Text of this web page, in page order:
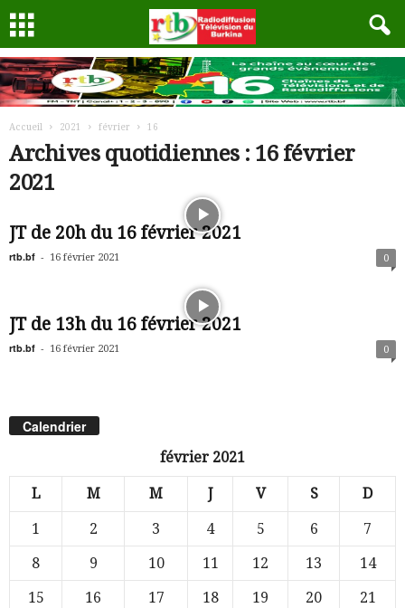
Accueil 2021 février 16
Archives quotidiennes : 16 février
2021
JT de 20h du 16 février 2021
rtb.bf - 16 février 2021 0
JT de 13h du 16 février 2021
rtb.bf - 16 février 2021 0
Calendrier
février 2021
L M M J V S D
1 2 3 4 5 6
7
8
9 10 11 12 13
14
15
16 17 18 19 20
21